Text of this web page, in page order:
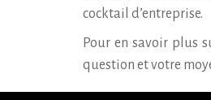
cocktail d’entreprise.
Pour en savoir plus
question et votre